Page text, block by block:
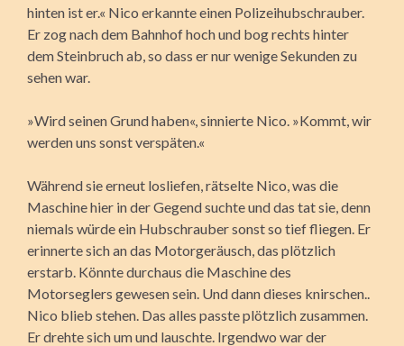
hinten ist er.« Nico erkannte einen Polizeihubschrauber.
Er zog nach dem Bahnhof hoch und bog rechts hinter
dem Steinbruch ab, so dass er nur wenige Sekunden zu
sehen war.
»Wird seinen Grund haben«, sinnierte Nico. »Kommt, wir
werden uns sonst verspäten.«
Während sie erneut losliefen, rätselte Nico, was die
Maschine hier in der Gegend suchte und das tat sie, denn
niemals würde ein Hubschrauber sonst so tief fliegen. Er
erinnerte sich an das Motorgeräusch, das plötzlich
erstarb. Könnte durchaus die Maschine des
Motorseglers gewesen sein. Und dann dieses knirschen..
Nico blieb stehen. Das alles passte plötzlich zusammen.
Er drehte sich um und lauschte. Irgendwo war der